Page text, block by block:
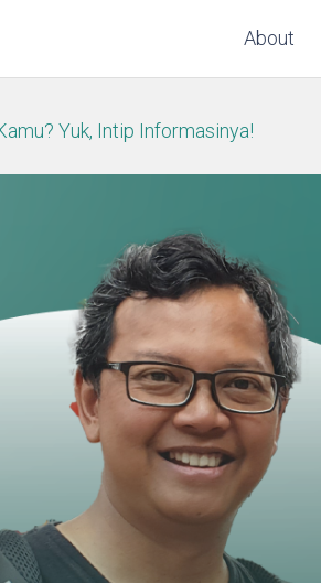
About
Yuk, Intip Informasinya!